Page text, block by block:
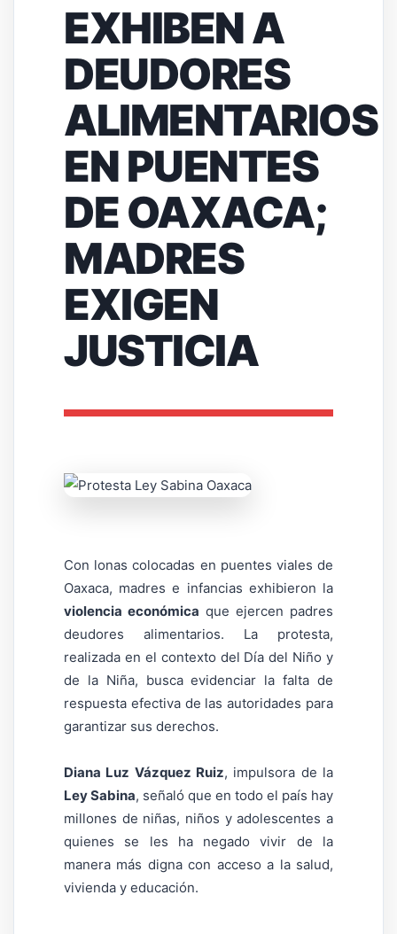
EXHIBEN A
DEUDORES
ALIMENTARIOS
EN PUENTES
DE OAXACA;
MADRES
EXIGEN
JUSTICIA
Con lonas colocadas en puentes viales de
Oaxaca, madres e infancias exhibieron la
violencia económica que ejercen padres
deudores alimentarios. La protesta,
realizada en el contexto del Día del Niño y
de la Niña, busca evidenciar la falta de
respuesta efectiva de las autoridades para
garantizar sus derechos.
Diana Luz Vázquez Ruiz, impulsora de la
Ley Sabina, señaló que en todo el país hay
millones de niñas, niños y adolescentes a
quienes se les ha negado vivir de la
manera más digna con acceso a la salud,
vivienda y educación.